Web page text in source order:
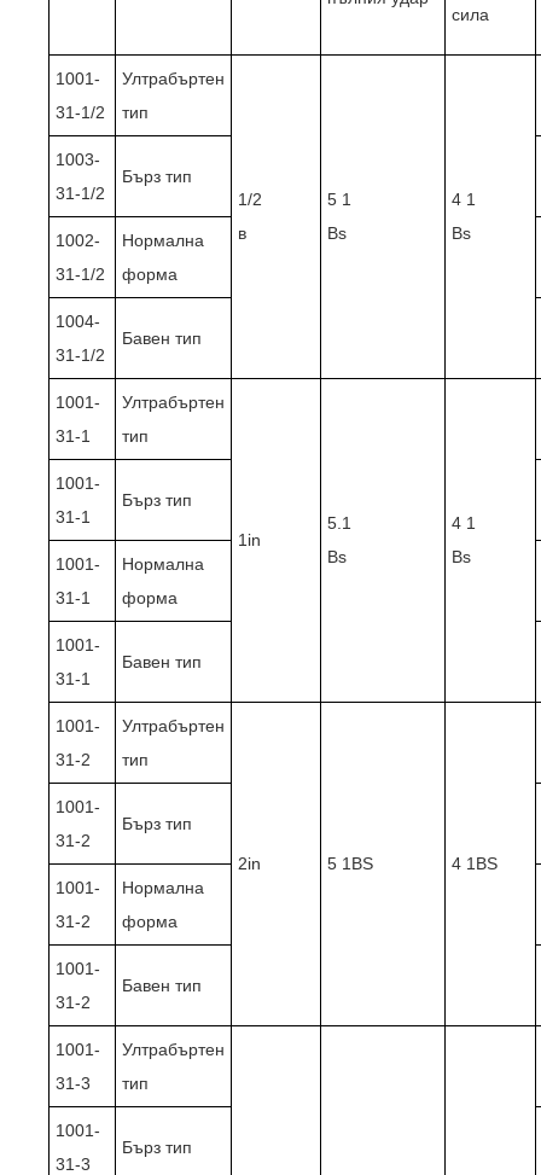
сила
1001-
31-1/2
Ултрабъртен
тип
1/2
в
5 1
Bs
4 1
Bs
1003-
31-1/2
Бърз тип
1002-
31-1/2
Нормална
форма
1004-
31-1/2
Бавен тип
1001-
31-1
Ултрабъртен
тип
1in
5.1
Bs
4 1
Bs
1001-
31-1
Бърз тип
1001-
31-1
Нормална
форма
1001-
31-1
Бавен тип
1001-
31-2
Ултрабъртен
тип
2in 5 1BS 4 1BS
1001-
31-2
Бърз тип
1001-
31-2
Нормална
форма
1001-
31-2
Бавен тип
1001-
31-3
Ултрабъртен
тип
1001-
31-3
Бърз тип